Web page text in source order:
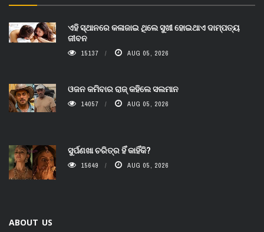
ଏହି ସ୍ଥାନରେ କଳାଜାଇ ଥିଲେ ସୁଖୀ ହୋଇଥାଏ ଦାମ୍ପତ୍ୟ
ଜୀବନ
15137 AUG 05, 2026
ଓଜନ କମିବାର ରାଜ୍ କହିଲେ ସଲମାନ
14057 AUG 05, 2026
ସୁର୍ପଣଖା ଚରିତ୍ର ହିଁ କାହିଁକି?
15649 AUG 05, 2026
ABOUT US